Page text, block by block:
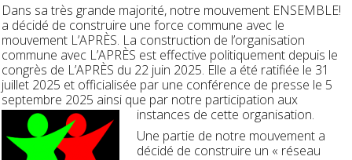
Dans sa très grande majorité, notre mouvement ENSEMBLE!
a décidé de construire une force commune avec le
mouvement L’APRÈS. La construction de l’organisation
commune avec L’APRÈS est effective politiquement depuis le
congrès de L’APRÈS du 22 juin 2025. Elle a été ratifiée le 31
juillet 2025 et officialisée par une conférence de presse le 5
septembre 2025 ainsi que par notre participation aux
instances de cette organisation.
Une partie de notre mouvement a
décidé de construire un « réseau